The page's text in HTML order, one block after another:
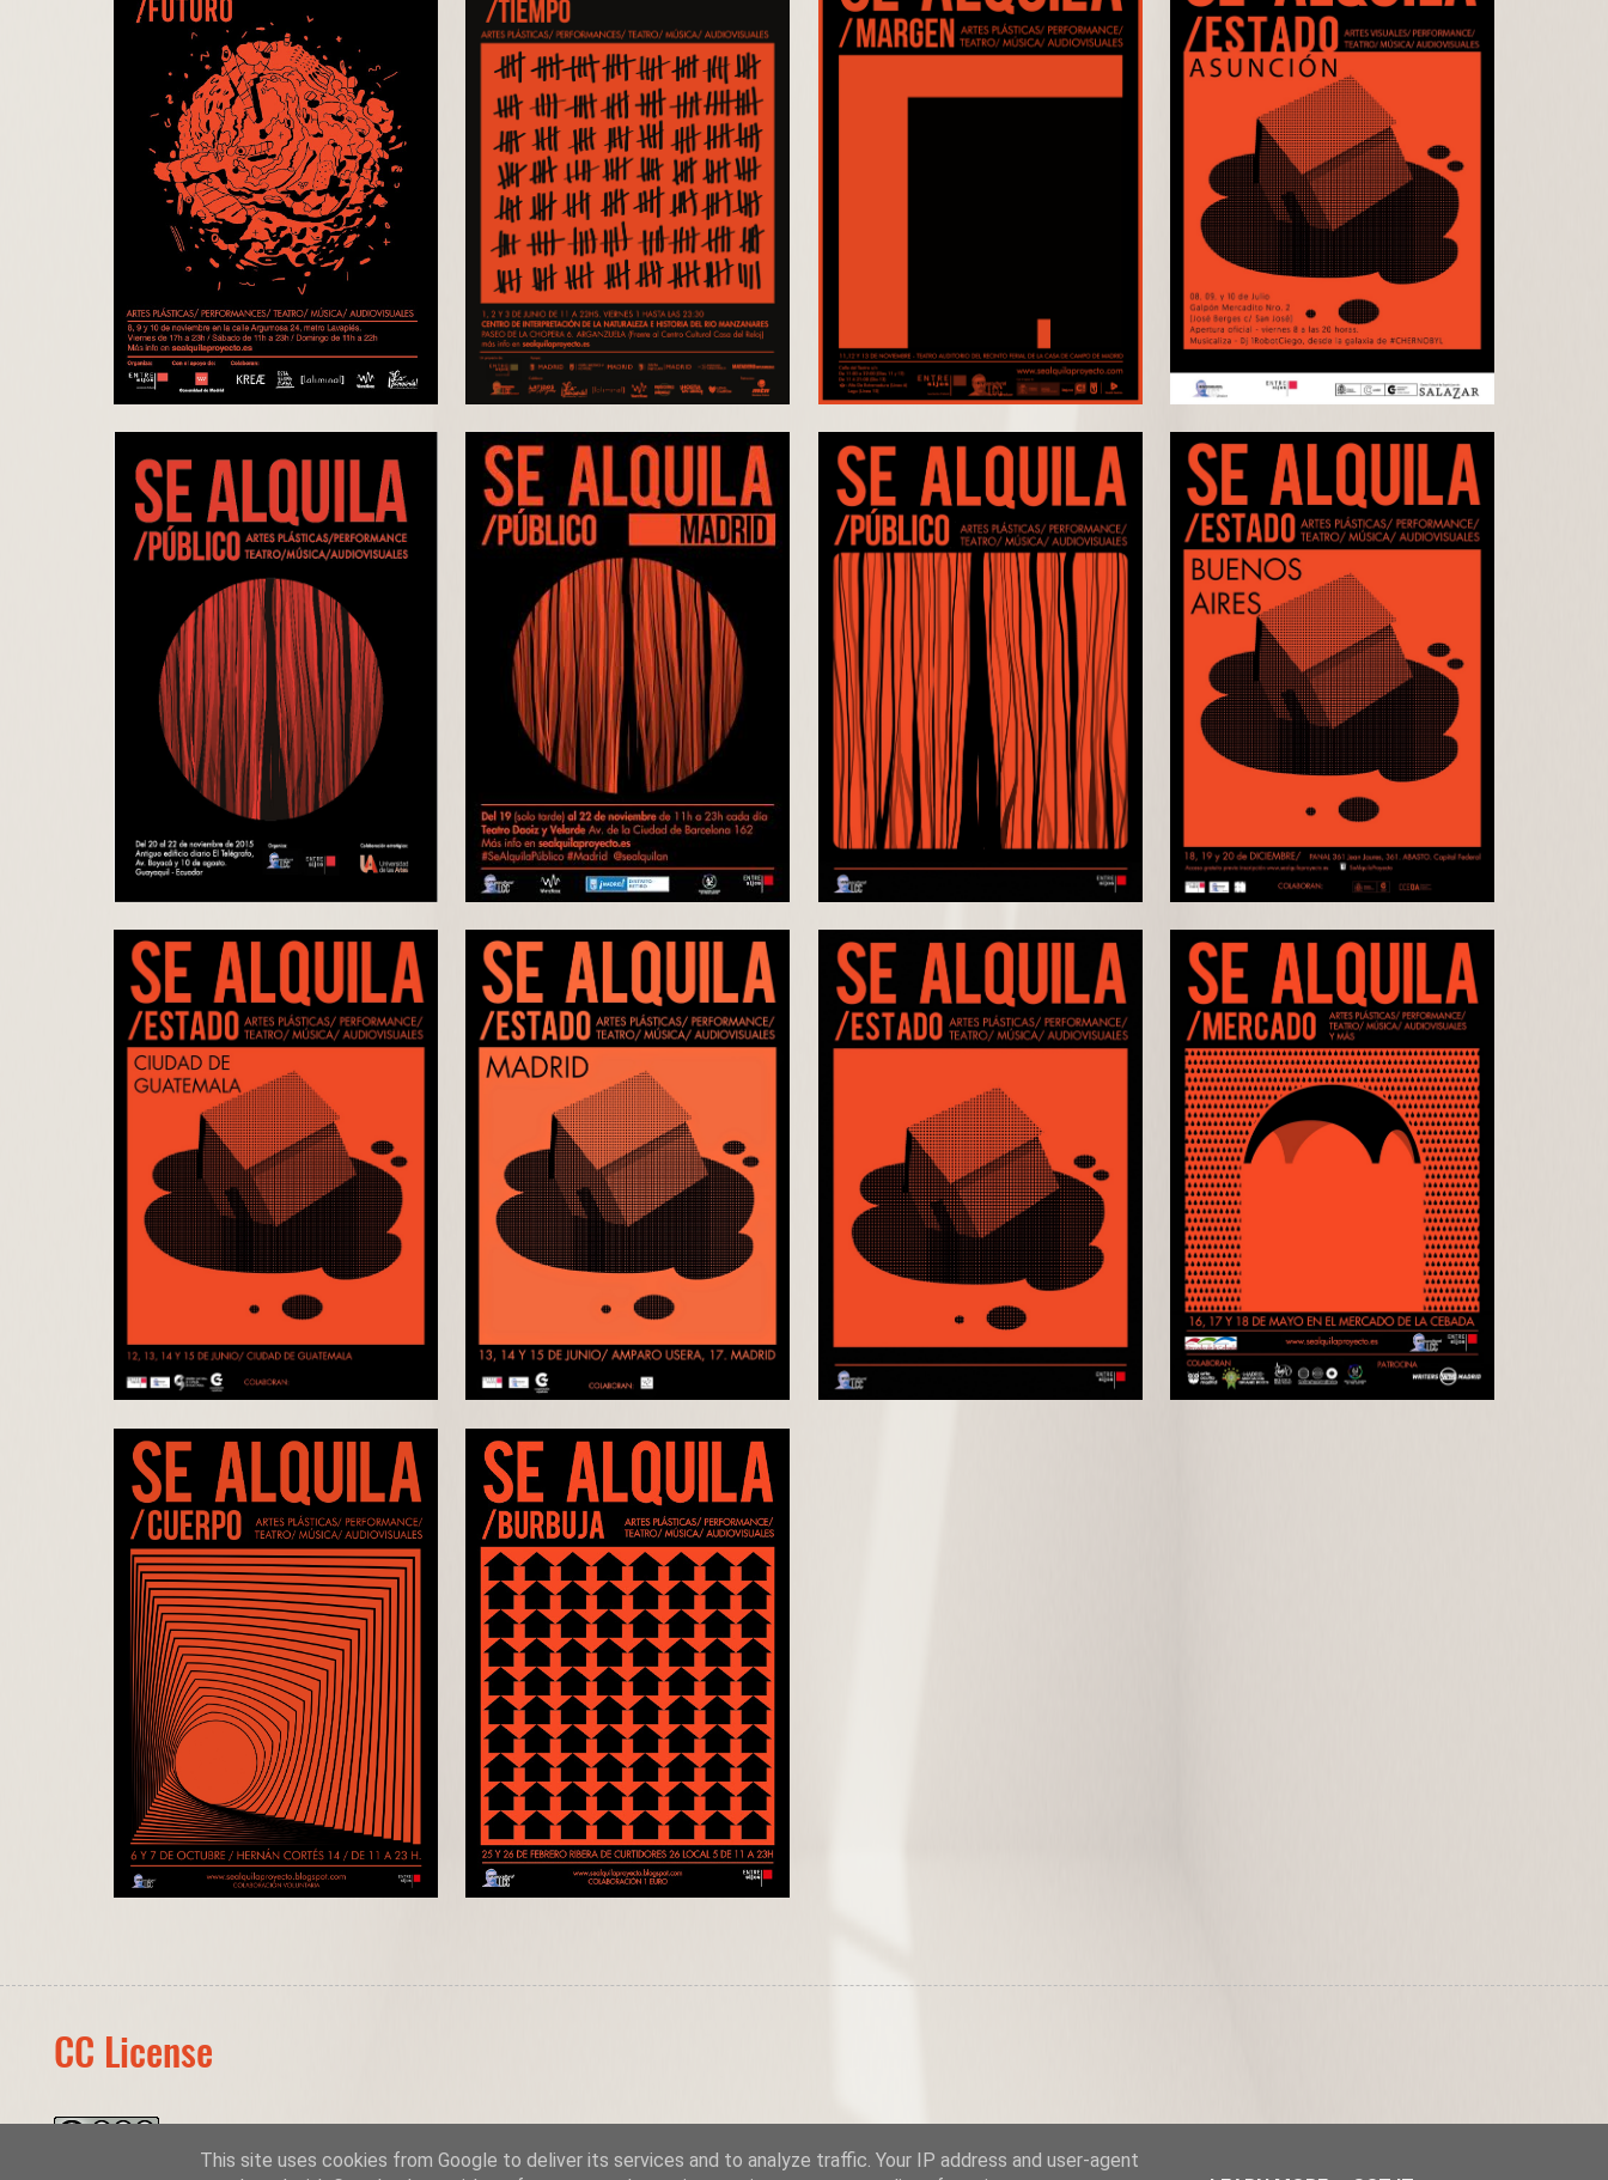
CC License
SeAlquila ProyectobyA.C. Entresijos y La Cosa Cultural S.L.is licensed under a Creative Commons Reconocimiento-NoComercial-CompartirIgual 3.0 Unported License
This site uses cookies from Google to deliver its services and to analyze traffic. Your IP address and user-agent